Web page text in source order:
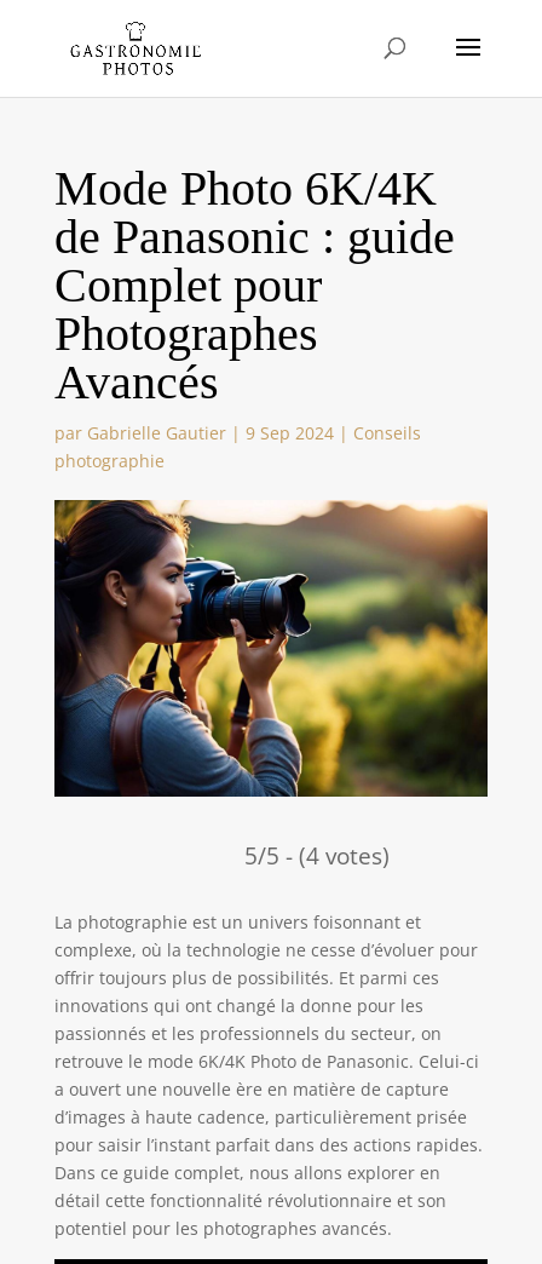
Mode Photo 6K/4K
de Panasonic : guide
Complet pour
Photographes
Avancés
par Gabrielle Gautier| 9 Sep 2024| Conseils
photographie
5/5 - (4 votes)
La photographie est un univers foisonnant et
complexe, où la technologie ne cesse d’évoluer pour
offrir toujours plus de possibilités. Et parmi ces
innovations qui ont changé la donne pour les
passionnés et les professionnels du secteur, on
retrouve le mode 6K/4K Photo de Panasonic. Celui-ci
a ouvert une nouvelle ère en matière de capture
d’images à haute cadence, particulièrement prisée
pour saisir l’instant parfait dans des actions rapides.
Dans ce guide complet, nous allons explorer en
détail cette fonctionnalité révolutionnaire et son
potentiel pour les photographes avancés.